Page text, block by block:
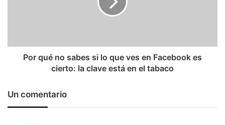
en
Facebook
clave
está
Por qué no sabes si lo que ves en Facebook es
cierto: la clave está en el tabaco
Un comentario